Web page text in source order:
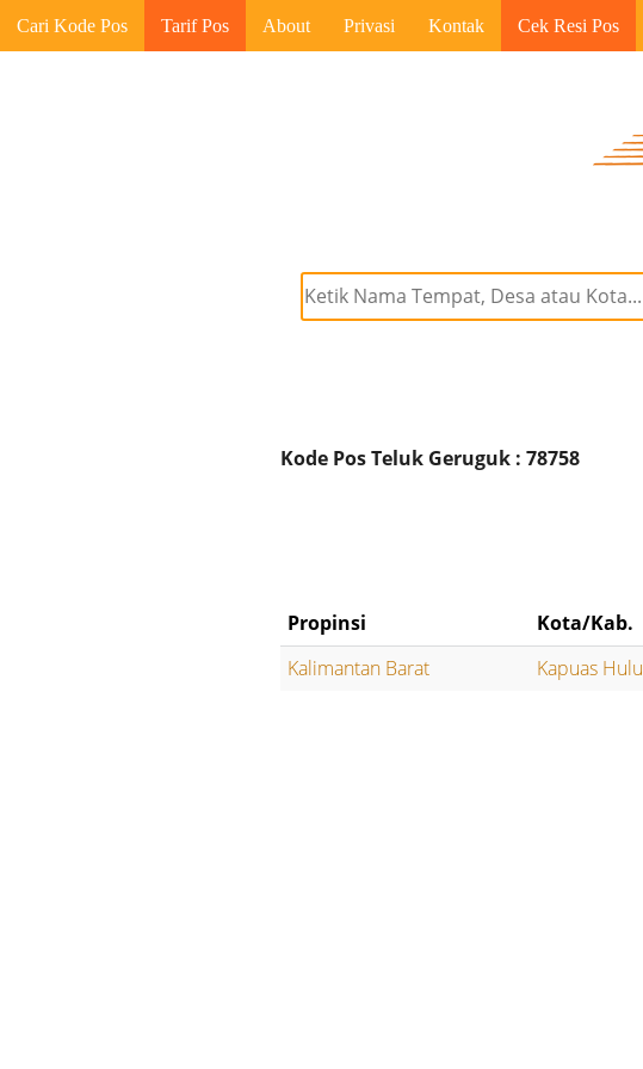
Cari Kode Pos Tarif Pos About Privasi Kontak Cek Resi Pos
Kode Pos Teluk Geruguk : 78758
Propinsi Kota/Kab.
Kalimantan Barat
Kapuas Hulu